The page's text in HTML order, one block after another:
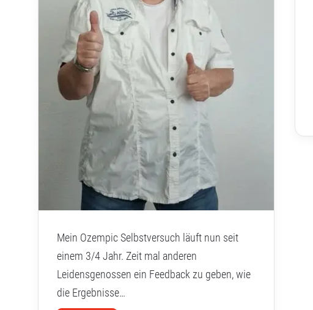
Mein Ozempic Selbstversuch läuft nun seit
einem 3/4 Jahr. Zeit mal anderen
Leidensgenossen ein Feedback zu geben, wie
die Ergebnisse…